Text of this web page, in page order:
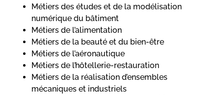
Métiers des études et de la modélisation
numérique du bâtiment
Métiers de l’alimentation
Métiers de la beauté et du bien-être
Métiers de l’aéronautique
Métiers de l’hôtellerie-restauration
Métiers de la réalisation d’ensembles
mécaniques et industriels